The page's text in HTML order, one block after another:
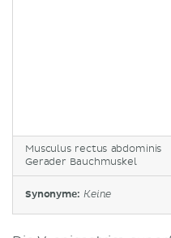
Musculus rectus abdominis
Gerader Bauchmuskel
Synonyme: Keine